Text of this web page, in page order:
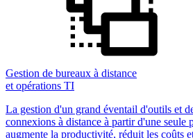
Gestion de bureaux à distance
et opérations TI
La gestion d'un grand éventail d'outils et
connexions à distance à partir d'une seule
augmente la productivité, réduit les coûts